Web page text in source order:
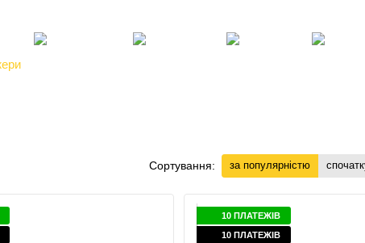
Сортування: за популярністю
10 ПЛАТЕЖІВ
10 ПЛАТЕЖІВ